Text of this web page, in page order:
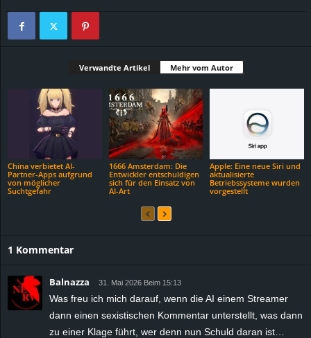
Verwandte Artikel Mehr vom Autor
China verbietet AI-
Partner-Apps aufgrund
von möglicher
Suchtgefahr
1666 Amsterdam: Die
Entwickler entschuldigen
sich für den Einsatz von
AI-Art
Apple: Eine neue Siri und
aktualisierte
Betriebssysteme wurden
vorgestellt
1 Kommentar
Balnazza 31. Mai 2026 Beim 15:13
Was freu ich mich darauf, wenn die AI einem Streamer
dann einen sexistischen Kommentar unterstellt, was dann
zu einer Klage führt, wer denn nun Schuld daran ist…